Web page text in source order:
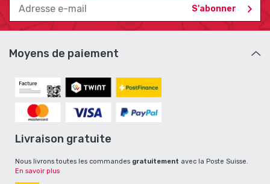
Moyens de paiement
Livraison gratuite
Nous livrons toutes les commandes gratuitement avec la Poste Suisse.
En savoir plus